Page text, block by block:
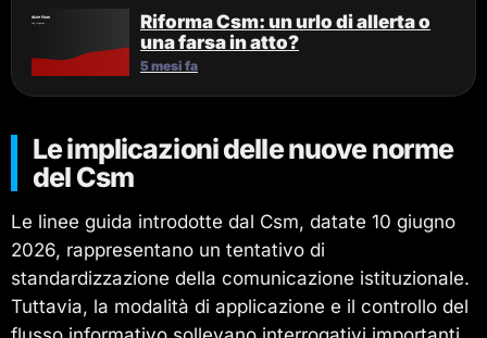
Riforma Csm: un urlo di allerta o
una farsa in atto?
5 mesi fa
Le implicazioni delle nuove norme
del Csm
Le linee guida introdotte dal Csm, datate 10 giugno
2026, rappresentano un tentativo di
standardizzazione della comunicazione istituzionale.
Tuttavia, la modalità di applicazione e il controllo del